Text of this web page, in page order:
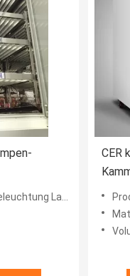
Klimakammer
CER